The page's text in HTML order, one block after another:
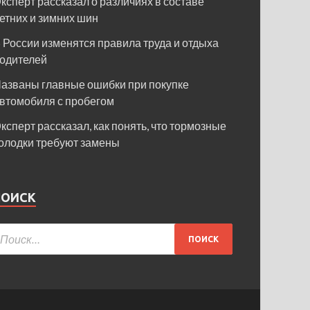
и зимних шин
России изменятся правила труда и отдыха
главные ошибки при покупке
с пробегом
рассказал, как понять, что тормозные
требуют замены